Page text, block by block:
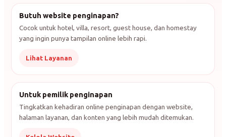
Butuh website penginapan?
Cocok untuk hotel, villa, resort, guest house, dan homestay
yang ingin punya tampilan online lebih rapi.
Lihat Layanan
Untuk pemilik penginapan
Tingkatkan kehadiran online penginapan dengan website,
halaman layanan, dan konten yang lebih mudah ditemukan.